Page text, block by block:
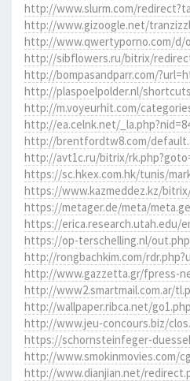
http://www.slurm.com/
http://www.gizoogle.net/
http://www.qwertyporno.com/d/
http://sibflowers.ru/bitrix/
http://bompasandparr.com/
http://plaspoelpolder.nl/
http://m.voyeurhit.com/
http://ea.celnk.net/
http://brentfordtw8.com/
http://avt1c.ru/bitrix/
https://sc.hkex.com.hk/tunis/
https://www.kazmeddez.kz/
https://metager.de/meta/
https://erica.research.utah.edu/
https://op-terschelling.nl/
http://rongbachkim.com/
http://www.gazzetta.gr/fpress-
http://www2.smartmail.com.ar/
http://wallpaper.ribca.net/
http://www.jeu-concours.biz/
https://schornsteinfeger-
http://www.smokinmovies.com/
http://www.dianjian.net/